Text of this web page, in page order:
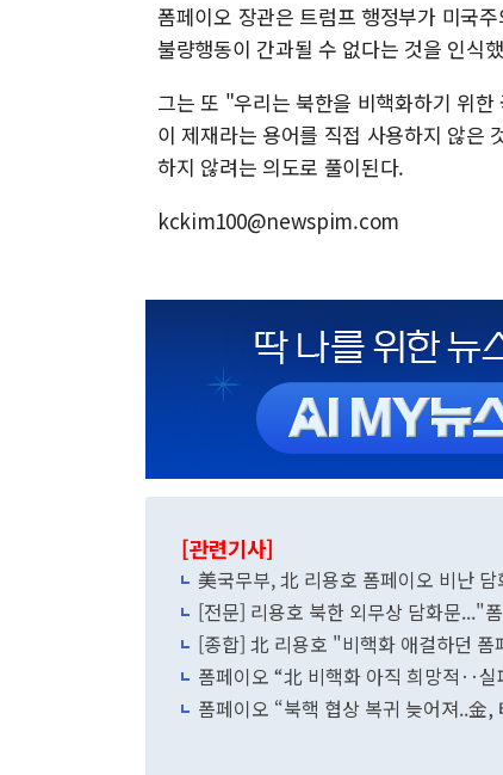
폼페이오 장관은 트럼프 행정부가 미국
불량행동이 간과될 수 없다는 것을 인식
그는 또 "우리는 북한을 비핵화하기 위
이 제재라는 용어를 직접 사용하지 않은
하지 않려는 의도로 풀이된다.
kckim100@newspim.com
[관련기사]
美국무부, 北 리용호 폼페이오 비난
[전문] 리용호 북한 외무상 담화문..."
[종합] 北 리용호 "비핵화 애걸하던 폼
폼페이오 “北 비핵화 아직 희망적‥실
폼페이오 “북핵 협상 복귀 늦어져..金,